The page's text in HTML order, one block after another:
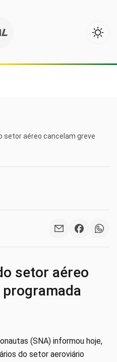
setor aéreo cancelam greve
setor aéreo
(SNA) informou hoje,
do setor aeroviário